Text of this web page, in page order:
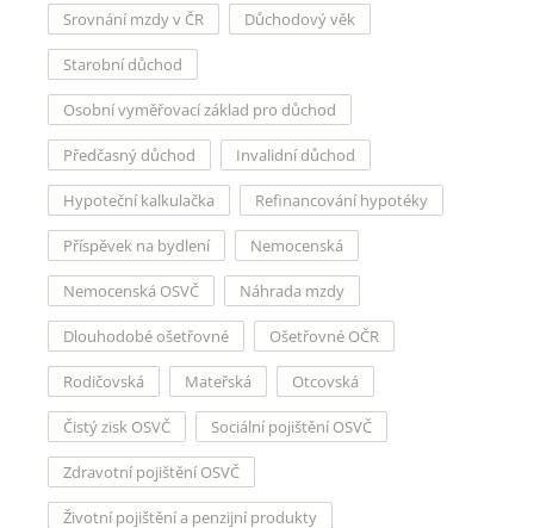
Srovnání mzdy v ČR Důchodový věk
Starobní důchod
Osobní vyměřovací základ pro důchod
Předčasný důchod Invalidní důchod
Hypoteční kalkulačka Refinancování hypotéky
Příspěvek na bydlení Nemocenská
Nemocenská OSVČ Náhrada mzdy
Dlouhodobé ošetřovné Ošetřovné OČR
Rodičovská Mateřská Otcovská
Čistý zisk OSVČ Sociální pojištění OSVČ
Zdravotní pojištění OSVČ
Životní pojištění a penzijní produkty